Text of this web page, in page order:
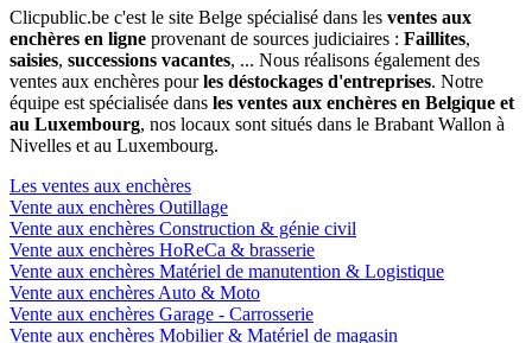
Clicpublic.be c'est le site Belge spécialisé dans les ventes aux
enchères en ligne provenant de sources judiciaires : Faillites,
saisies, successions vacantes, ... Nous réalisons également des
ventes aux enchères pourles déstockages d'entreprises. Notre
équipe est spécialisée dans les ventes aux enchères en Belgique et
au Luxembourg, nos locaux sont situés dans le Brabant Wallon à
Nivelles et au Luxembourg.
Les ventes aux enchères
Vente aux enchères Outillage
Vente aux enchères Construction & génie civil
Vente aux enchères HoReCa & brasserie
Vente aux enchères Matériel de manutention & Logistique
Vente aux enchères Auto & Moto
Vente aux enchères Garage - Carrosserie
Vente aux enchères Mobilier & Matériel de magasin